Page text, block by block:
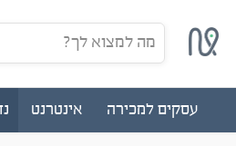
מה למצוא לך?
עסקים למכירה אינטרנט